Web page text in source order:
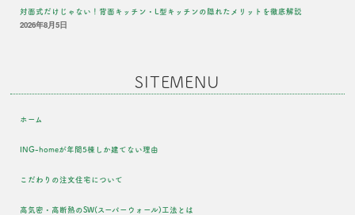
対面式だけじゃない！背面キッチン・L型キッチンの隠れたメリットを徹底解説
2026年8月5日
SITEMENU
ホーム
ING-homeが年間5棟しか建てない理由
こだわりの注文住宅について
高気密・高断熱のSW(スーパーウォール)工法とは